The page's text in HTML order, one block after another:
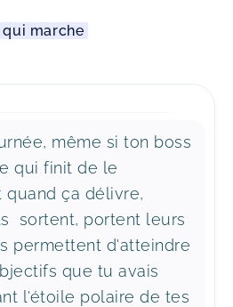
qui marche
même si ton boss
qui finit de le
quand ça délivre,
sortent, portent leurs
permettent d'atteindre
que tu avais
l'étoile polaire de tes